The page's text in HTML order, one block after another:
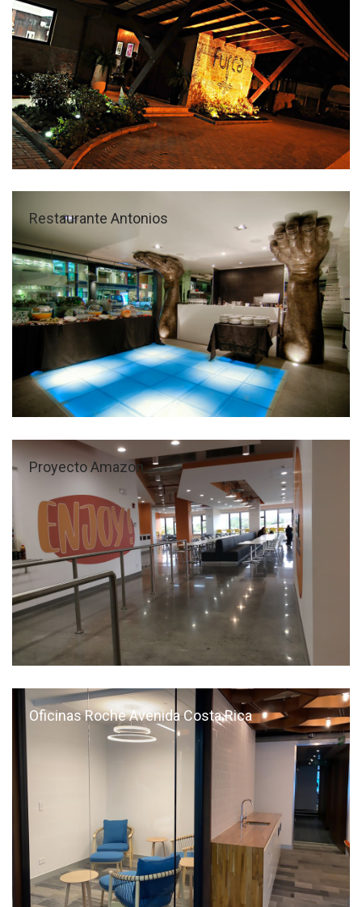
Restaurante Antonios
Proyecto Amazon
Oficinas Roche Avenida Costa Rica